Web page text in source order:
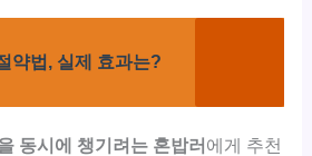
약법, 실제 효과는?
동시에 챙기려는 혼밥러에게 추천